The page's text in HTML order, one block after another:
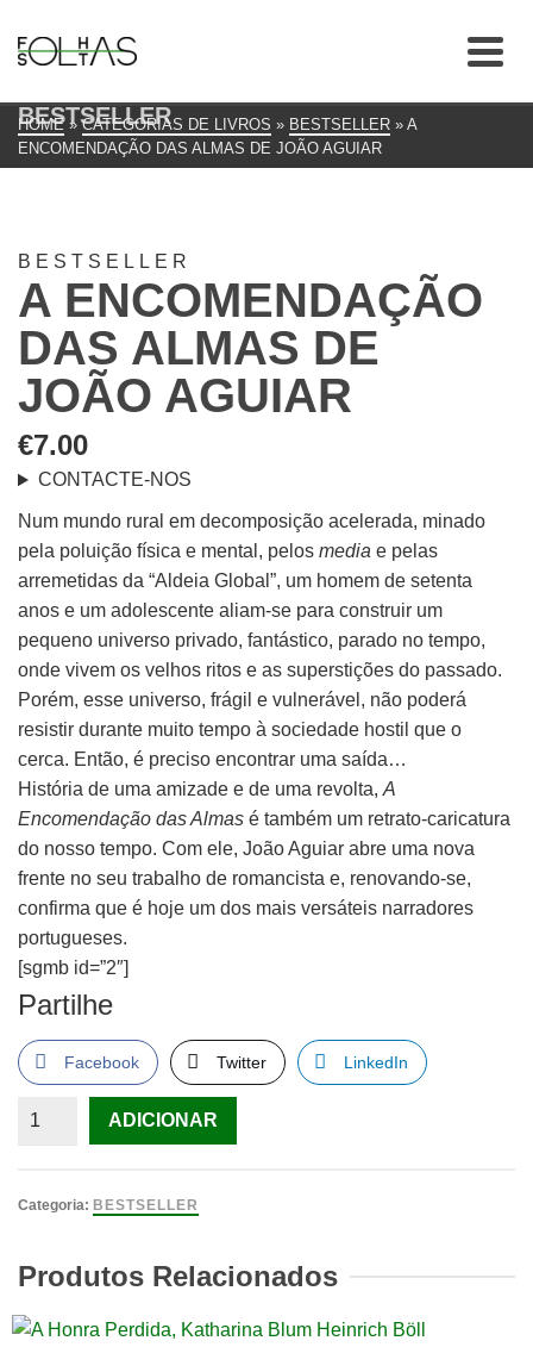
BESTSELLER
HOME » CATEGORIAS DE LIVROS » BESTSELLER » A
ENCOMENDAÇÃO DAS ALMAS DE JOÃO AGUIAR
BESTSELLER
A ENCOMENDAÇÃO
DAS ALMAS DE
JOÃO AGUIAR
€7.00
CONTACTE-NOS
Num mundo rural em decomposição acelerada, minado
pela poluição física e mental, pelos media e pelas
arremetidas da “Aldeia Global”, um homem de setenta
anos e um adolescente aliam-se para construir um
pequeno universo privado, fantástico, parado no tempo,
onde vivem os velhos ritos e as superstições do passado.
Porém, esse universo, frágil e vulnerável, não poderá
resistir durante muito tempo à sociedade hostil que o
cerca. Então, é preciso encontrar uma saída…
História de uma amizade e de uma revolta, A
Encomendação das Almas é também um retrato-caricatura
do nosso tempo. Com ele, João Aguiar abre uma nova
frente no seu trabalho de romancista e, renovando-se,
confirma que é hoje um dos mais versáteis narradores
portugueses.
[sgmb id=”2″]
Partilhe
Facebook Twitter LinkedIn
Quantidade
Encomendação
de
João
ADICIONAR
Categoria: BESTSELLER
Produtos Relacionados